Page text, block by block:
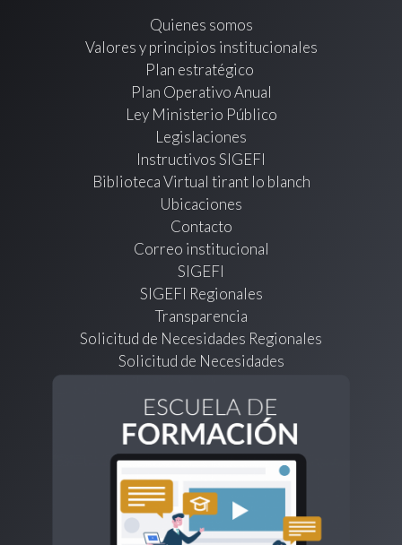
Quienes somos
Valores y principios institucionales
Plan estratégico
Plan Operativo Anual
Ley Ministerio Público
Legislaciones
Instructivos SIGEFI
Biblioteca Virtual tirant lo blanch
Ubicaciones
Contacto
Correo institucional
SIGEFI
SIGEFI Regionales
Transparencia
Solicitud de Necesidades Regionales
Solicitud de Necesidades